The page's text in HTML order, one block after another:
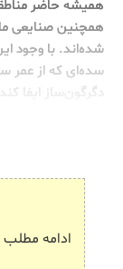
همیشه حاضر
همچنین صنایعی
شده‌اند. با وجود
سده‌ای که از عمر
دگرگون‌ساز ایفا کند.
ادامه مطلب